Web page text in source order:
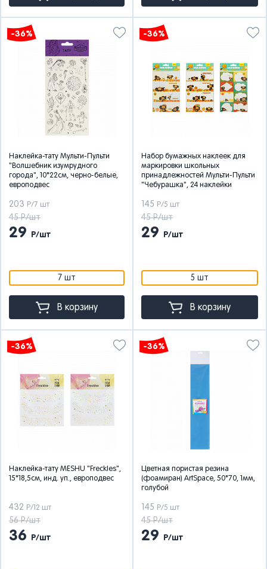
-36%
Наклейка-тату Мульти-Пульти
"Волшебник изумрудного
города", 10*22см, черно-белые,
европодвес
203 Р/7 шт
45 Р/шт
29 Р/шт
7 шт
В корзину
-36%
Набор бумажных наклеек для
маркировки школьных
принадлежностей Мульти-Пульти
"Чебурашка", 24 наклейки
145 Р/5 шт
45 Р/шт
29 Р/шт
5 шт
В корзину
-36%
Наклейка-тату MESHU "Freckles",
15*18,5см, инд. уп., европодвес
432 Р/12 шт
56 Р/шт
36 Р/шт
-36%
Цветная пористая резина
(фоамиран) ArtSpace, 50*70, 1мм,
голубой
145 Р/5 шт
45 Р/шт
29 Р/шт